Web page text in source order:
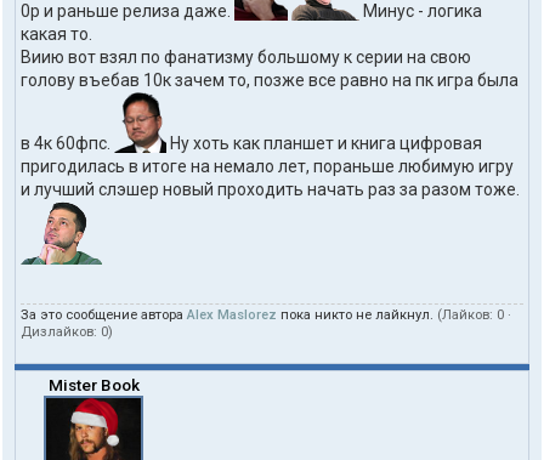
0р и раньше релиза даже.
Минус - логика
какая то.
Виию вот взял по фанатизму большому к серии на свою
голову въебав 10к зачем то, позже все равно на пк игра была
в 4к 60фпс.
Ну хоть как планшет и книга цифровая
пригодилась в итоге на немало лет, пораньше любимую игру
и лучший слэшер новый проходить начать раз за разом тоже.
За это сообщение автора Alex Maslorez пока никто не лайкнул. (Лайков: 0 ·
Дизлайков: 0)
Mister Book